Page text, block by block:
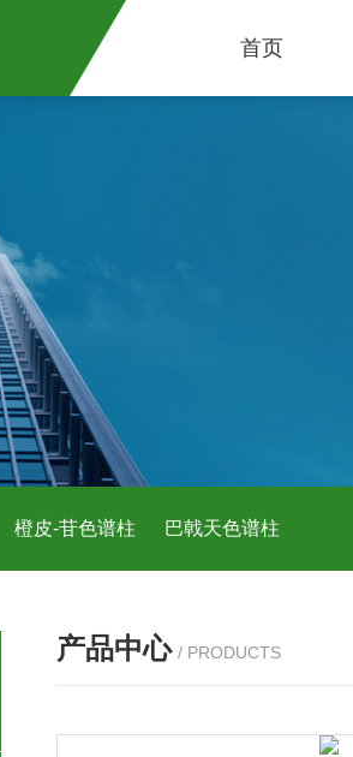
首页
橙皮-苷色谱柱 巴戟天色谱柱
溴苯基色谱柱 COSMOSIL 1.8PBr色谱
产品中心 / PRODUCTS